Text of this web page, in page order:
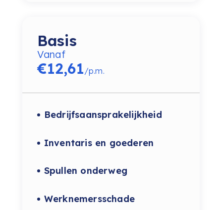
Basis
Vanaf
€12,61 /p.m.
Bedrijfsaansprakelijkheid
Inventaris en goederen
Spullen onderweg
Werknemersschade